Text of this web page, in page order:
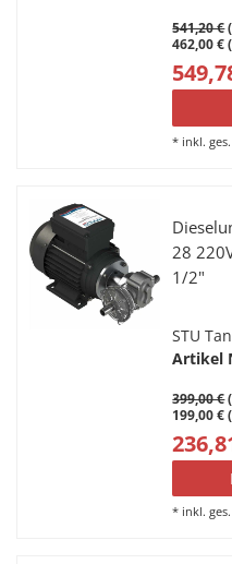
541,20 €
462,00 €
* inkl.
28
1/2"
STU
Artikel
399,00 €
199,00 €
* inkl.